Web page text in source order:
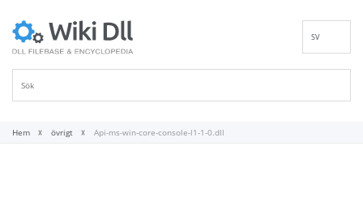
SV
Hem övrigt Api-ms-win-core-console-l1-1-0.dll